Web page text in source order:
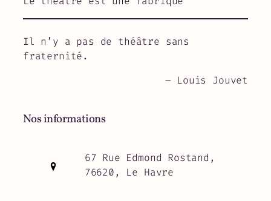
Il n’y a pas de théâtre sans
fraternité.
– Louis Jouvet
Nos informations
67 Rue Edmond Rostand,
76620, Le Havre